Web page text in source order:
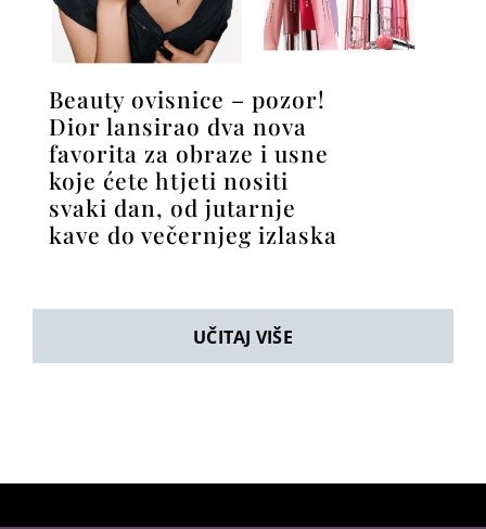
Beauty ovisnice – pozor!
Dior lansirao dva nova
favorita za obraze i usne
koje ćete htjeti nositi
svaki dan, od jutarnje
kave do večernjeg izlaska
UČITAJ VIŠE